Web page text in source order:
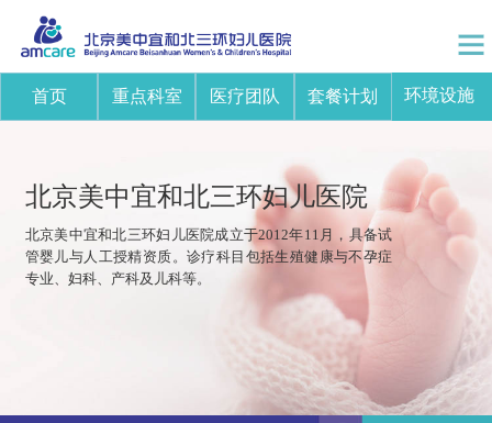
首页 重点科室 医疗团队 套餐计划 环境设施
北京美中宜和北三环妇儿医院
北京美中宜和北三环妇儿医院成立于2012年11月，具备试
管婴儿与人工授精资质。诊疗科目包括生殖健康与不孕症
专业、妇科、产科及儿科等。